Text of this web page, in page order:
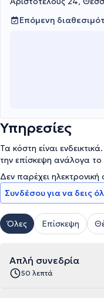
Επόμενη
Υπηρεσίες
Τα κόστη είναι
την επίσκεψη ανάλογα το
Δεν παρέχει
Συνδέσου για να δεις
Όλες Επίσκεψη
Απλή συνεδρία
50 λεπτά